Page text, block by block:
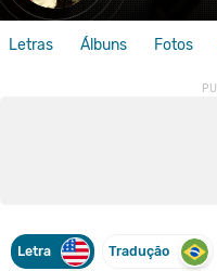
Letras Álbuns Fotos
Letra Tradução